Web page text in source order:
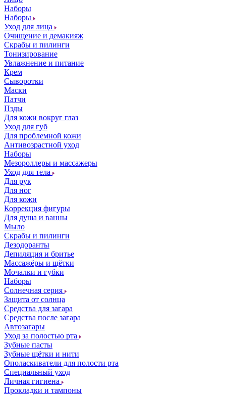
Наборы
Наборы
Уход для лица
Очищение и демакияж
Скрабы и пилинги
Тонизирование
Увлажнение и питание
Крем
Сыворотки
Маски
Патчи
Пэды
Для кожи вокруг глаз
Уход для губ
Для проблемной кожи
Антивозрастной уход
Наборы
Мезороллеры и массажеры
Уход для тела
Для рук
Для ног
Для кожи
Коррекция фигуры
Для душа и ванны
Мыло
Скрабы и пилинги
Дезодоранты
Депиляция и бритье
Массажёры и щётки
Мочалки и губки
Наборы
Солнечная серия
Защита от солнца
Средства для загара
Средства после загара
Автозагары
Уход за полостью рта
Зубные пасты
Зубные щётки и нити
Ополаскиватели для полости рта
Специальный уход
Личная гигиена
Прокладки и тампоны